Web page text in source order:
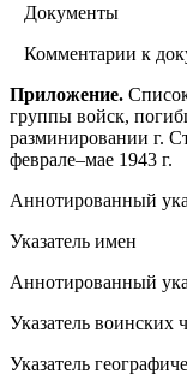
Документы
Комментарии к
Приложение.
группы войск,
разминировании г.
феврале–мае 1943 г.
Аннотированный
Указатель имен
Аннотированный
Указатель воинских
Указатель